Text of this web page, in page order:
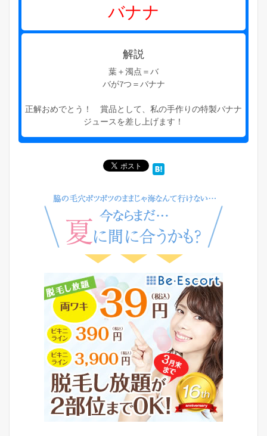
バナナ
解説
葉＋濁点＝バ
バが7つ＝バナナ
正解おめでとう！ 賞品として、私の手作りの特製バナナ
ジュースを差し上げます！